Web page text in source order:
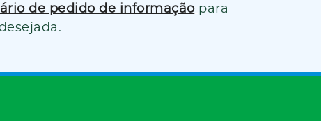
de pedido de informação para